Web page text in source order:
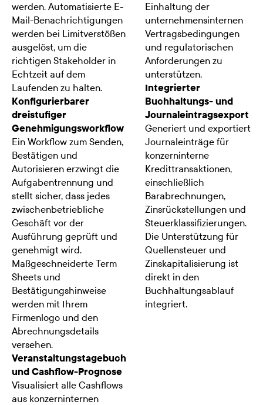
werden. Automatisierte E-
Mail-Benachrichtigungen
werden bei Limitverstößen
ausgelöst, um die
richtigen Stakeholder in
Echtzeit auf dem
Laufenden zu halten.
Konfigurierbarer
dreistufiger
Genehmigungsworkflow
Ein Workflow zum Senden,
Bestätigen und
Autorisieren erzwingt die
Aufgabentrennung und
stellt sicher, dass jedes
zwischenbetriebliche
Geschäft vor der
Ausführung geprüft und
genehmigt wird.
Maßgeschneiderte Term
Sheets und
Bestätigungshinweise
werden mit Ihrem
Firmenlogo und den
Abrechnungsdetails
versehen.
Veranstaltungstagebuch
und Cashflow-Prognose
Visualisiert alle Cashflows
aus konzerninternen
Einhaltung der
unternehmensinternen
Vertragsbedingungen
und regulatorischen
Anforderungen zu
unterstützen.
Integrierter
Buchhaltungs- und
Journaleintragsexport
Generiert und exportiert
Journaleinträge für
konzerninterne
Kredittransaktionen,
einschließlich
Barabrechnungen,
Zinsrückstellungen und
Steuerklassifizierungen.
Die Unterstützung für
Quellensteuer und
Zinskapitalisierung ist
direkt in den
Buchhaltungsablauf
integriert.